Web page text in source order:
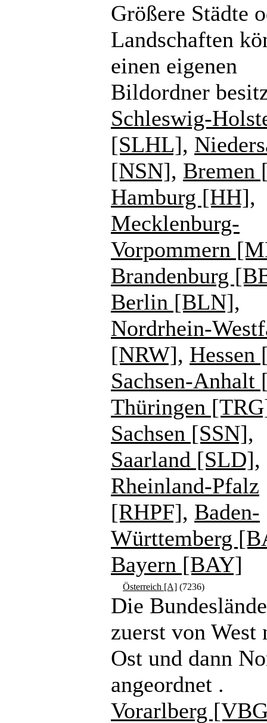
Größere Städte
Landschaften
einen eigenen
Bildordner
Schleswig-
[SLHL],
[NSN], Bremen
Hamburg [HH],
Mecklenburg-
Vorpommern
Brandenburg
Berlin [BLN],
Nordrhein-
[NRW], Hessen
Sachsen-Anhalt
Thüringen
Sachsen [SSN],
Saarland [SLD],
Rheinland-Pfalz
[RHPF], Baden-
Württemberg
Bayern [BAY]
Österreich [A] (7236)
Die
zuerst von West
Ost und dann
angeordnet .
Vorarlberg